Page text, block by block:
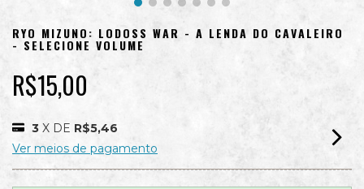
RYO MIZUNO: LODOSS WAR - A LENDA DO CAVALEIRO
- SELECIONE VOLUME
R$15,00
3 X DE R$5,46
Ver meios de pagamento